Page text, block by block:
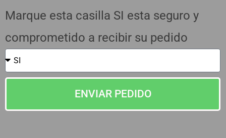
Marque esta casilla SI esta seguro y
comprometido a recibir su pedido
ENVIAR PEDIDO